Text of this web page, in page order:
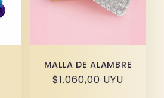
MALLA DE ALAMBRE
Precio
$1.060,00 UYU